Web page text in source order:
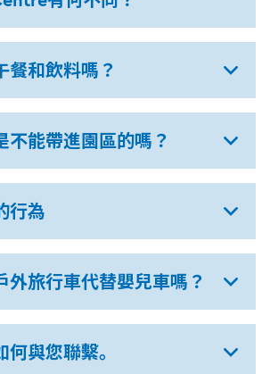
餐和飲料嗎？
不能帶進園區的嗎？
行為
外旅行車代替嬰兒車嗎？
與您聯繫。